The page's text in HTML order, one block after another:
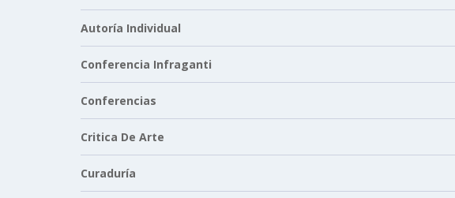
Autoría Individual
Conferencia Infraganti
Conferencias
Critica De Arte
Curaduría